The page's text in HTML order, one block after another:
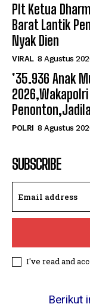
Plt Ketua
Barat Lantik
Nyak Dien
VIRAL 8 Agustus
*35.936 Anak
POLRI 8 Agustus
SUBSCRIBE
I've read and
Berikut